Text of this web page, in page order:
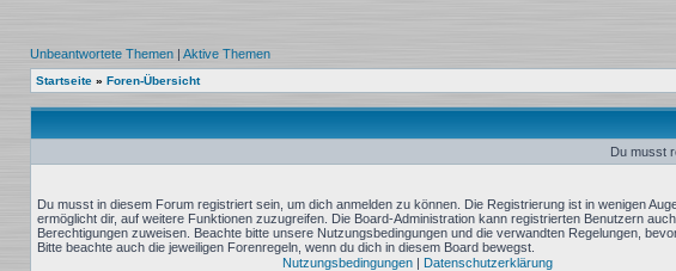
Unbeantwortete Themen | Aktive Themen
Startseite » Foren-Übersicht
Du musst
Du musst in diesem Forum registriert sein, um dich anmelden zu können. Die Registrierung ist in wenigen
ermöglicht dir, auf weitere Funktionen zuzugreifen. Die Board-Administration kann registrierten Benutzern
Berechtigungen zuweisen. Beachte bitte unsere Nutzungsbedingungen und die verwandten Regelungen,
Bitte beachte auch die jeweiligen Forenregeln, wenn du dich in diesem Board bewegst.
Nutzungsbedingungen| Datenschutzerklärung